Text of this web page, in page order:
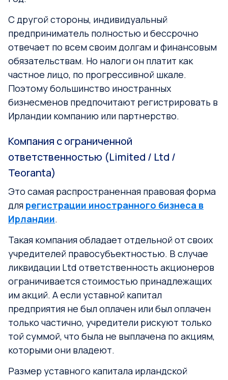
С другой стороны, индивидуальный
предприниматель полностью и бессрочно
отвечает по всем своим долгам и финансовым
обязательствам. Но налоги он платит как
частное лицо, по прогрессивной шкале.
Поэтому большинство иностранных
бизнесменов предпочитают регистрировать в
Ирландии компанию или партнерство.
Компания с ограниченной
ответственностью (Limited / Ltd /
Teoranta)
Это самая распространенная правовая форма
для регистрации иностранного бизнеса в
Ирландии.
Такая компания обладает отдельной от своих
учредителей правосубъектностью. В случае
ликвидации Ltd ответственность акционеров
ограничивается стоимостью принадлежащих
им акций. А если уставной капитал
предприятия не был оплачен или был оплачен
только частично, учредители рискуют только
той суммой, что была не выплачена по акциям,
которыми они владеют.
Размер уставного капитала ирландской